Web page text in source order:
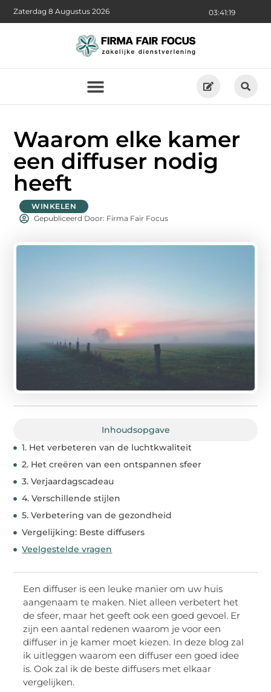
03:41:21
Zaterdag 8 Augustus 2026
Waarom elke kamer
een diffuser nodig
heeft
WINKELEN
Gepubliceerd Door: Firma Fair Focus
Inhoudsopgave
1. Het verbeteren van de luchtkwaliteit
2. Het creëren van een ontspannen sfeer
3. Verjaardagscadeau
4. Verschillende stijlen
5. Verbetering van de gezondheid
Vergelijking: Beste diffusers
Veelgestelde vragen
Een diffuser is een leuke manier om uw huis
aangenaam te maken. Niet alleen verbetert het
de sfeer, maar het geeft ook een goed gevoel. Er
zijn een aantal redenen waarom je voor een
diffuser in je kamer moet kiezen. In deze blog zal
ik uitleggen waarom een diffuser een goed idee
is. Ook zal ik de beste diffusers met elkaar
vergelijken.